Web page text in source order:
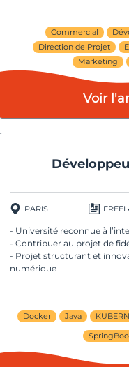
Commercial
Direction de Projet
Marketing
Voir
PARIS
- Université reconnue à
- Contribuer au projet de
- Projet structurant et
numérique
Docker Java